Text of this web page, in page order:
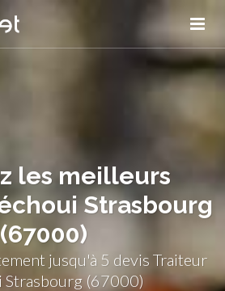
les meilleurs
Strasbourg
(67000)
jusqu'à 5 devis Traiteur
Strasbourg (67000)